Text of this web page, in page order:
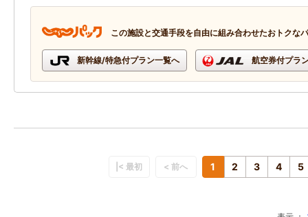
この施設と交通手段を自由に組み合わせたおトクな
新幹線/特急付プラン一覧へ 航空券付プラ
|< 最初 < 前へ 1 2 3 4 5